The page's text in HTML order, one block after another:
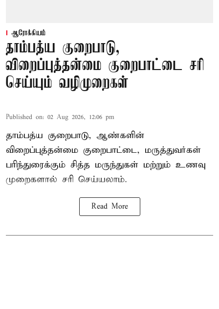
ஆரோக்கியம்
தாம்பத்ய குறைபாடு,
விறைப்புத்தன்மை குறைபாட்டை சரி
செய்யும் வழிமுறைகள்
Published on: 02 Aug 2026, 12:06 pm
தாம்பத்ய குறைபாடு, ஆண்களின்
விறைப்புத்தன்மை குறைபாட்டை, மருத்துவர்கள்
பரிந்துரைக்கும் சித்த மருந்துகள் மற்றும் உணவு
முறைகளால் சரி செய்யலாம்.
Read More